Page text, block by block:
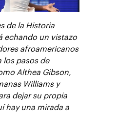
de la Historia
echando un vistazo
afroamericanos
los pasos de
Althea Gibson,
Williams y
dejar su propia
hay una mirada a